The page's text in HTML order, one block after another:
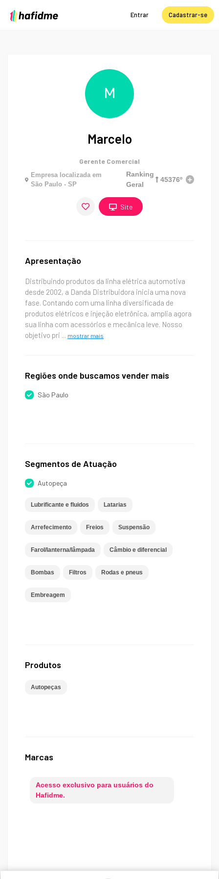
Entrar Cadastrar-se
M
Marcelo
Gerente Comercial
Empresa localizada em
São Paulo - SP
Ranking
Geral
45376º
Site
Apresentação
Distribuindo produtos da linha elétrica automotiva
desde 2002, a Danda Distribuidora inicia uma nova
fase. Contando com uma linha diversificada de
produtos elétricos e injeção eletrônica, amplia agora
sua linha com acessórios e mecânica leve. Nosso
objetivo pri ... mostrar mais
Regiões onde buscamos vender mais
São Paulo
Segmentos de Atuação
Autopeça
Lubrificante e fluidos Latarias
Arrefecimento Freios Suspensão
Farol/lanterna/lâmpada Câmbio e diferencial
Bombas Filtros Rodas e pneus
Embreagem
Produtos
Autopeças
Marcas
Acesso exclusivo para usuários do
Hafidme.